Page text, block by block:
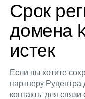
Срок
домена
истек
Если вы хотите
партнеру Руцентра
контакты для